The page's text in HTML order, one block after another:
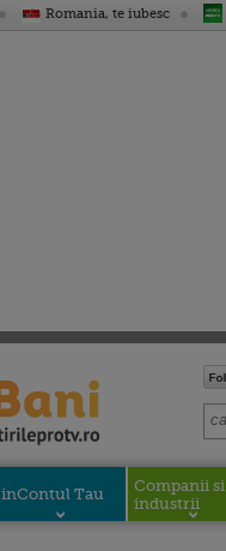
Romania, te iubesc
inContul Tau
Companii si
industrii